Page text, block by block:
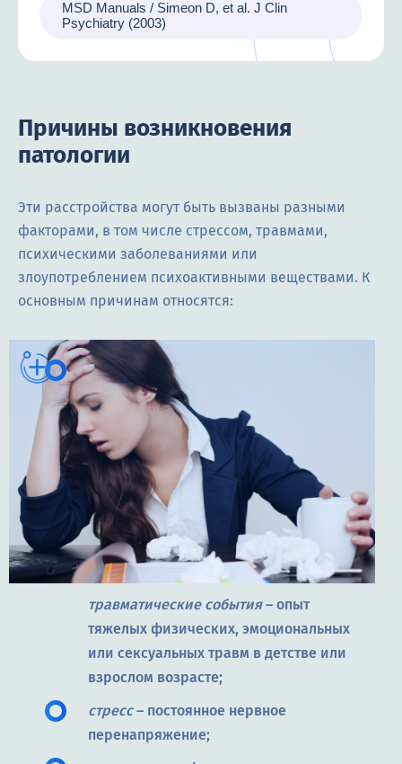
MSD Manuals / Simeon D, et al. J Clin
Psychiatry (2003)
Причины возникновения
патологии
Эти расстройства могут быть вызваны разными
факторами, в том числе стрессом, травмами,
психическими заболеваниями или
злоупотреблением психоактивными веществами. К
основным причинам относятся:
травматические события– опыт
тяжелых физических, эмоциональных
или сексуальных травм в детстве или
взрослом возрасте;
стресс– постоянное нервное
перенапряжение;